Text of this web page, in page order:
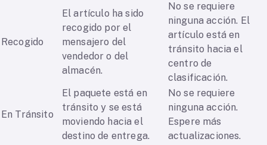
Recogido
El artículo ha sido
recogido por el
mensajero del
vendedor o del
almacén.
No se requiere
ninguna acción. El
artículo está en
tránsito hacia el
centro de
clasificación.
En Tránsito
El paquete está en
tránsito y se está
moviendo hacia el
destino de entrega.
No se requiere
ninguna acción.
Espere más
actualizaciones.